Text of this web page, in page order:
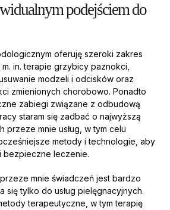
podejściem do
oferuję szeroki zakres
in. terapie grzybicy paznokci,
modzeli i odcisków oraz
zmienionych chorobowo. Ponadto
zabiegi związane z odbudową
staram się zadbać o najwyższą
przeze mnie usług, w tym celu
metody i technologie, aby
bezpieczne leczenie.
mnie świadczeń jest bardzo
się tylko do usług pielęgnacyjnych.
terapeutyczne, w tym terapię